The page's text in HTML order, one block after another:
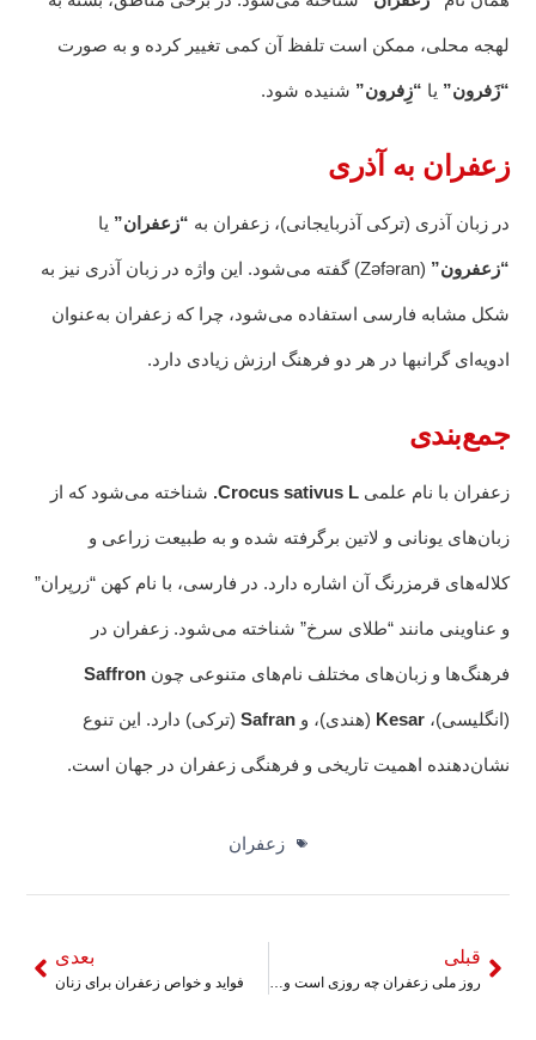
لهجه محلی، ممکن است تلفظ آن کمی تغییر کرده و به صورت
“زَفرون” یا “زِفرون” شنیده شود.
زعفران به آذری
در زبان آذری (ترکی آذربایجانی)، زعفران به “زعفران” یا
“زعفرون” (Zəfəran) گفته می‌شود. این واژه در زبان آذری نیز به
شکل مشابه فارسی استفاده می‌شود، چرا که زعفران به‌عنوان
ادویه‌ای گرانبها در هر دو فرهنگ ارزش زیادی دارد.
جمع‌بندی
زعفران با نام علمی Crocus sativus L. شناخته می‌شود که از
زبان‌های یونانی و لاتین برگرفته شده و به طبیعت زراعی و
کلاله‌های قرمزرنگ آن اشاره دارد. در فارسی، با نام کهن “زرپران”
و عناوینی مانند “طلای سرخ” شناخته می‌شود. زعفران در
فرهنگ‌ها و زبان‌های مختلف نام‌های متنوعی چون Saffron
(انگلیسی)، Kesar (هندی)، و Safran (ترکی) دارد. این تنوع
نشان‌دهنده اهمیت تاریخی و فرهنگی زعفران در جهان است.
زعفران
قبلی بعدی
فواید و خواص زعفران برای زنان